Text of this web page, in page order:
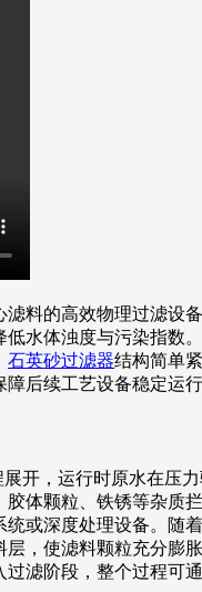
料的高效物理过滤
水体浊度与污染指数
石英砂过滤器结构简单
后续工艺设备稳定运
开，运行时原水在压
体颗粒、铁锈等杂
或深度处理设备。
，使滤料颗粒充分
滤阶段，整个过程可